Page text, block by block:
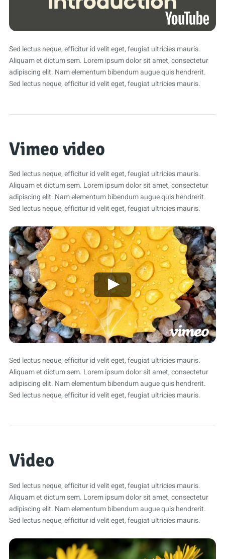
Sed lectus neque, efficitur id velit eget, feugiat ultricies mauris.
Aliquam et dictum sem. Lorem ipsum dolor sit amet, consectetur
adipiscing elit. Nam elementum bibendum augue quis hendrerit.
Sed lectus neque, efficitur id velit eget, feugiat ultricies mauris.
Vimeo video
Sed lectus neque, efficitur id velit eget, feugiat ultricies mauris.
Aliquam et dictum sem. Lorem ipsum dolor sit amet, consectetur
adipiscing elit. Nam elementum bibendum augue quis hendrerit.
Sed lectus neque, efficitur id velit eget, feugiat ultricies mauris.
Sed lectus neque, efficitur id velit eget, feugiat ultricies mauris.
Aliquam et dictum sem. Lorem ipsum dolor sit amet, consectetur
adipiscing elit. Nam elementum bibendum augue quis hendrerit.
Sed lectus neque, efficitur id velit eget, feugiat ultricies mauris.
Video
Sed lectus neque, efficitur id velit eget, feugiat ultricies mauris.
Aliquam et dictum sem. Lorem ipsum dolor sit amet, consectetur
adipiscing elit. Nam elementum bibendum augue quis hendrerit.
Sed lectus neque, efficitur id velit eget, feugiat ultricies mauris.